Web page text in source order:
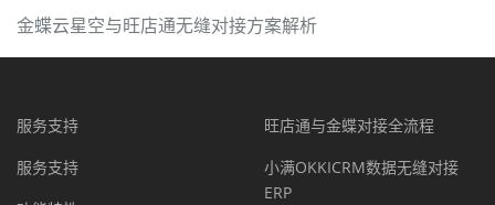
金蝶云星空与旺店通无缝对接方案解析
服务支持
服务支持
旺店通与金蝶对接全流程
小满OKKICRM数据无缝对接
ERP